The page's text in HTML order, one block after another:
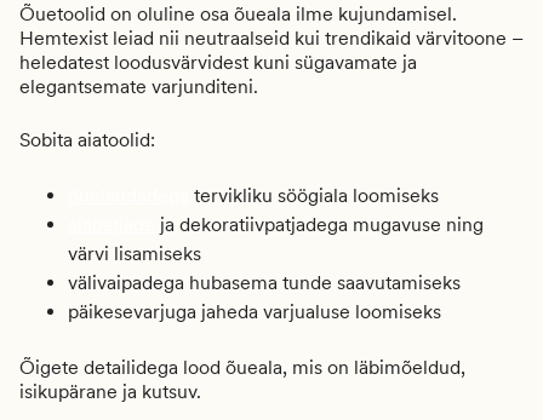
Õuetoolid on oluline osa õueala ilme kujundamisel.
Hemtexist leiad nii neutraalseid kui trendikaid värvitoone –
heledatest loodusvärvidest kuni sügavamate ja
elegantsemate varjunditeni.
Sobita aiatoolid:
tervikliku söögiala loomiseks
ja dekoratiivpatjadega mugavuse ning
värvi lisamiseks
välivaipadega hubasema tunde saavutamiseks
päikesevarjuga jaheda varjualuse loomiseks
Õigete detailidega lood õueala, mis on läbimõeldud,
isikupärane ja kutsuv.